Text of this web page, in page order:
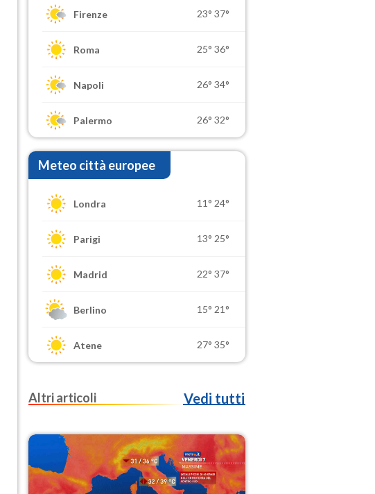
Firenze 23° 37°
Roma 25° 36°
Napoli 26° 34°
Palermo 26° 32°
Meteo città europee
Londra 11° 24°
Parigi 13° 25°
Madrid 22° 37°
Berlino 15° 21°
Atene 27° 35°
Altri articoli Vedi tutti